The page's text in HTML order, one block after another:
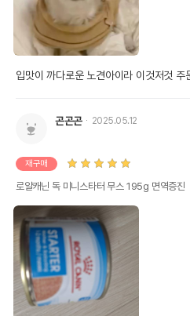
입맛이 까다로운 노견아이라 이것저것 주
곤곤곤 2025.05.12
재구매
로얄캐닌 독 미니스타터 무스 195g 면역증진